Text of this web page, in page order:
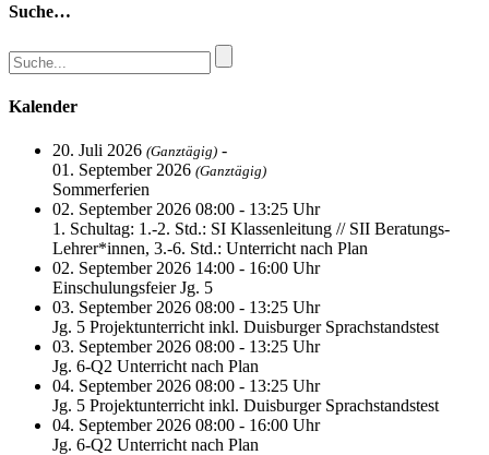
Suche…
Kalender
20. Juli 2026 (Ganztägig) -
01. September 2026 (Ganztägig)
Sommerferien
02. September 2026 08:00 - 13:25 Uhr
1. Schultag: 1.-2. Std.: SI Klassenleitung // SII Beratungs-
Lehrer*innen, 3.-6. Std.: Unterricht nach Plan
02. September 2026 14:00 - 16:00 Uhr
Einschulungsfeier Jg. 5
03. September 2026 08:00 - 13:25 Uhr
Jg. 5 Projektunterricht inkl. Duisburger Sprachstandstest
03. September 2026 08:00 - 13:25 Uhr
Jg. 6-Q2 Unterricht nach Plan
04. September 2026 08:00 - 13:25 Uhr
Jg. 5 Projektunterricht inkl. Duisburger Sprachstandstest
04. September 2026 08:00 - 16:00 Uhr
Jg. 6-Q2 Unterricht nach Plan